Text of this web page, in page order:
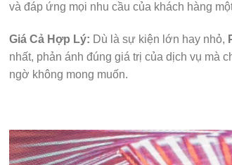
và đáp ứng mọi nhu cầu của khách hàng
Giá Cả Hợp Lý: Dù là sự kiện lớn hay nhỏ,
nhất, phản ánh đúng giá trị của dịch vụ mà
ngờ không mong muốn.